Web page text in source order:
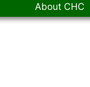
About CHC